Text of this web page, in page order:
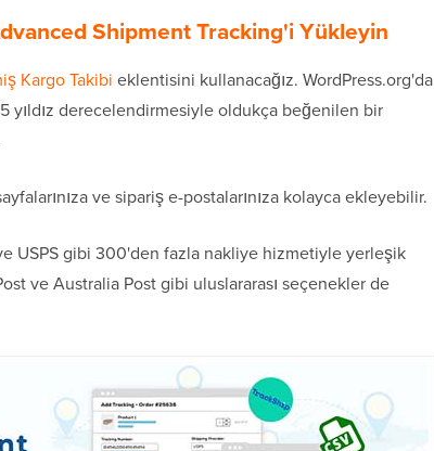
Shipment Tracking'i Yükleyin
Kargo Takibi eklentisini kullanacağız. WordPress.org'da
derecelendirmesiyle oldukça beğenilen bir
ve sipariş e-postalarınıza kolayca ekleyebilir.
USPS gibi 300'den fazla nakliye hizmetiyle yerleşik
ve Australia Post gibi uluslararası seçenekler de